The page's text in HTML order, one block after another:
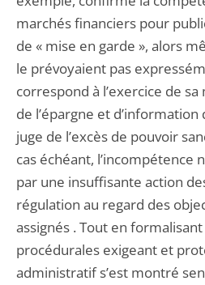
marchés financiers pour
de « mise en garde », alors
le prévoyaient pas
correspond à l’exercice de
de l’épargne et d’information
juge de l’excès de pouvoir
cas échéant, l’incompétence
par une insuffisante action
régulation au regard des
assignés . Tout en
procédurales exigeant et
administratif s’est montré